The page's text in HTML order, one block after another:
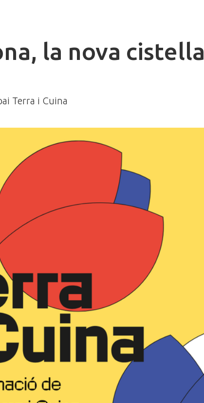
la nova cistella
Terra i Cuina